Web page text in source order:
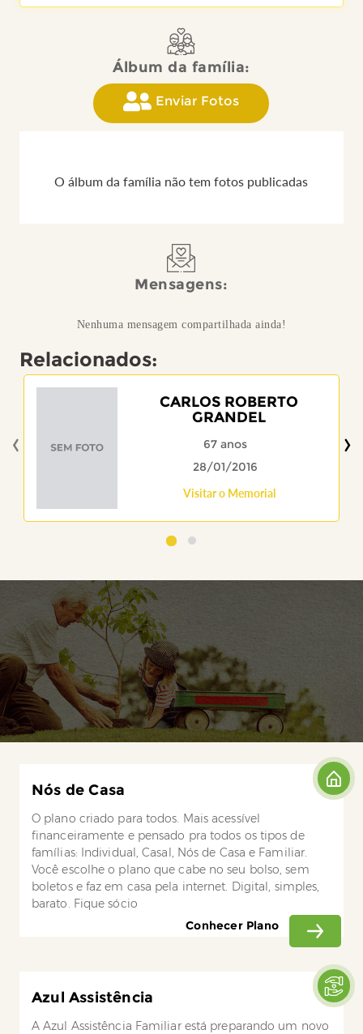
Álbum da família:
Enviar Fotos
O álbum da família não tem fotos publicadas
Mensagens:
Nenhuma mensagem compartilhada ainda!
Relacionados:
CARLOS ROBERTO
GRANDEL
67 anos
28/01/2016
Visitar o Memorial
‹ ›
Nós de Casa
O plano criado para todos. Mais acessível
financeiramente e pensado pra todos os tipos de
famílias: Individual, Casal, Nós de Casa e Familiar.
Você escolhe o plano que cabe no seu bolso, sem
boletos e faz em casa pela internet. Digital, simples,
barato. Fique sócio
Conhecer Plano
Azul Assistência
A Azul Assistência Familiar está preparando um novo